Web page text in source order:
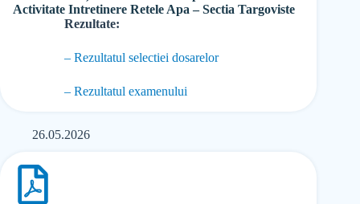
Activitate Intretinere Retele Apa – Sectia Targoviste
Rezultate:
– Rezultatul selectiei dosarelor
– Rezultatul examenului
26.05.2026